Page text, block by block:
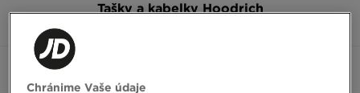
Tašky a kabelky Hoodrich
Zoradiť:
Chránime Vaše údaje